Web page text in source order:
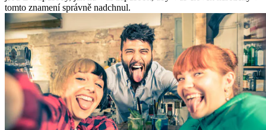
tomto znamení správně nadchnul.